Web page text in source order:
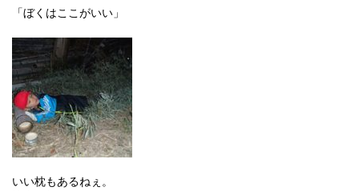
「ぼくはここがいい」
いい枕もあるねぇ。